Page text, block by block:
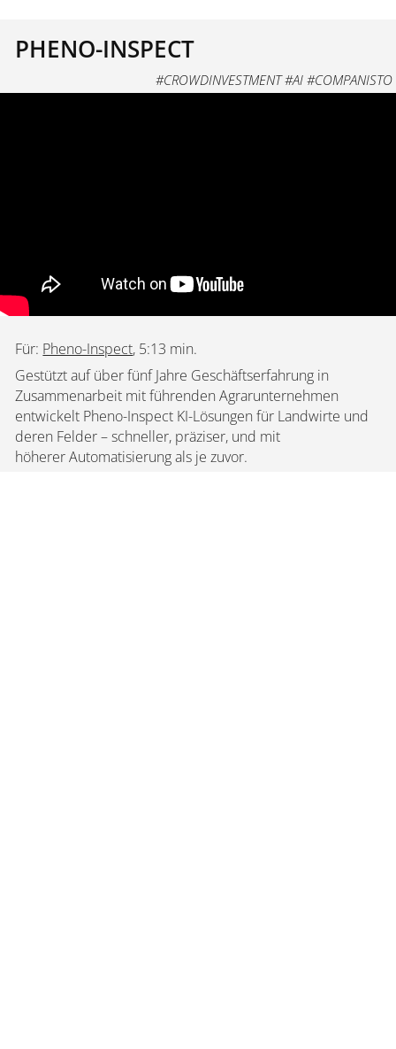
PHENO-INSPECT
#CROWDINVESTMENT #AI #COMPANISTO
Für: Pheno-Inspect, 5:13 min.
Gestützt auf über fünf Jahre Geschäftserfahrung in
Zusammenarbeit mit führenden Agrarunternehmen
entwickelt Pheno-Inspect KI-Lösungen für Landwirte und
deren Felder – schneller, präziser, und mit
höherer Automatisierung als je zuvor.